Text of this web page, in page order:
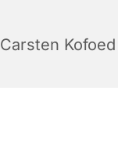
Carsten